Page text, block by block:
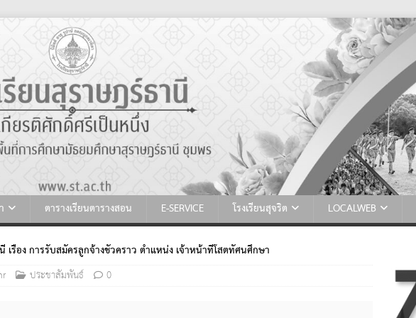
ตารางเรียนตารางสอน E-SERVICE โรงเรียนสุจริต LOCALWEB
เรื่อง การรับสมัครลูกจ้างชั่วคราว ตำแหน่ง เจ้าหน้าที่โสตทัศนศึกษา
ประชาสัมพันธ์ 0